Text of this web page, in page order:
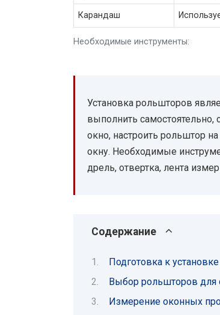
Необходимые инструменты:
Карандаш
Установка рольшторов
выполнить
окно, настроить рольштор
окну. Необходимые
дрель, отвертка, лента
Содержание
Подготовка к
Выбор рольшторов для
Измерение оконных